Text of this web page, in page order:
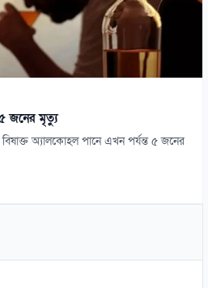
৫ জনের মৃত্যু
বিষাক্ত অ্যালকোহল পানে এখন পর্যন্ত ৫ জনের